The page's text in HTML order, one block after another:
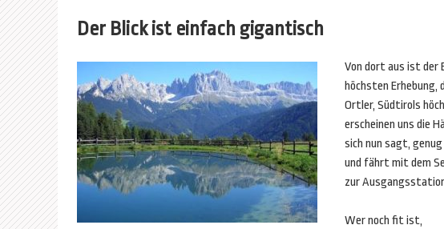
Der Blick ist einfach gigantisch
Von dort aus ist der
höchsten
Ortler, Südtirols
erscheinen uns die
sich nun sagt,
und fährt mit dem
zur
Wer noch fit ist,